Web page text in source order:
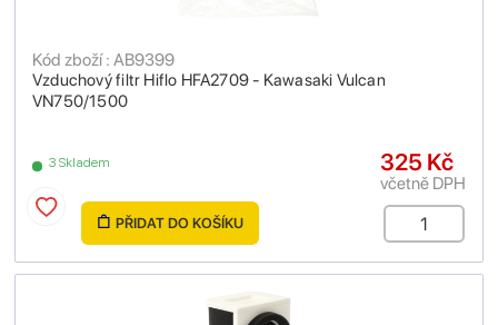
Vzduchový filtr Hiflo HFA2709 - Kawasaki Vulcan
VN750/1500
Kód zboží : AB9399
3 Skladem 325 Kč
včetně DPH
PŘIDAT DO KOŠÍKU